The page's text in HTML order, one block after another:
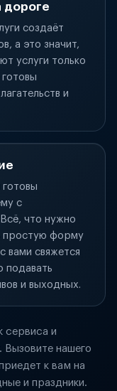
дороге
создаёт
а это значит,
услуги только
и
с
что нужно
простую форму
вами свяжется
подавать
и выходных.
сервиса и
Вызовите нашего
к вам на
и праздники.